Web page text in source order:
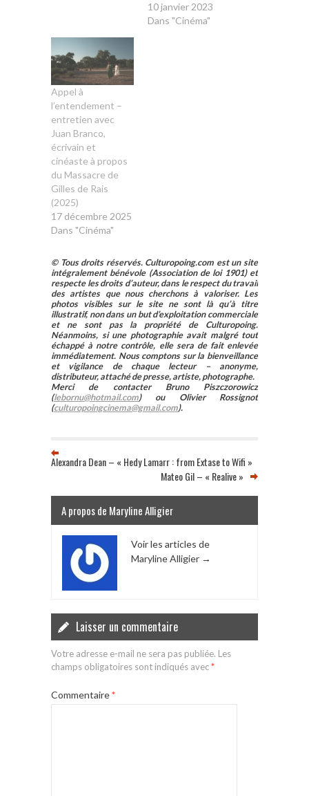
10 janvier 2023
Dans "Cinéma"
Appel à
l’entendement –
entretien avec
Juan Branco,
écrivain et
cinéaste à propos
du Massacre de
Gilles de Rais
(2025)
17 décembre 2025
Dans "Cinéma"
© Tous droits réservés. Culturopoing.com est un site
intégralement bénévole (Association de loi 1901) et
respecte les droits d’auteur, dans le respect du travail
des artistes que nous cherchons à valoriser. Les
photos visibles sur le site ne sont là qu’à titre
illustratif, non dans un but d’exploitation commerciale
et ne sont pas la propriété de Culturopoing.
Néanmoins, si une photographie avait malgré tout
échappé à notre contrôle, elle sera de fait enlevée
immédiatement. Nous comptons sur la bienveillance
et vigilance de chaque lecteur – anonyme,
distributeur, attaché de presse, artiste, photographe.
Merci de contacter Bruno Piszczorowicz
(lebornu@hotmail.com) ou Olivier Rossignot
(culturopoingcinema@gmail.com).
Alexandra Dean – « Hedy Lamarr : from Extase to Wifi »
Mateo Gil – « Realive »
A propos de Maryline Alligier
Voir les articles de
Maryline Alligier →
Laisser un commentaire
Votre adresse e-mail ne sera pas publiée. Les
champs obligatoires sont indiqués avec*
Commentaire*